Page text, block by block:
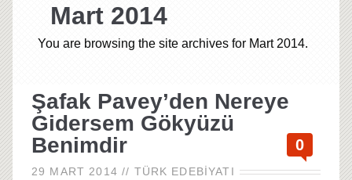
Mart 2014
You are browsing the site archives for Mart 2014.
Şafak Pavey’den Nereye
Gidersem Gökyüzü
Benimdir
29 MART 2014 // TÜRK EDEBIYATI
0